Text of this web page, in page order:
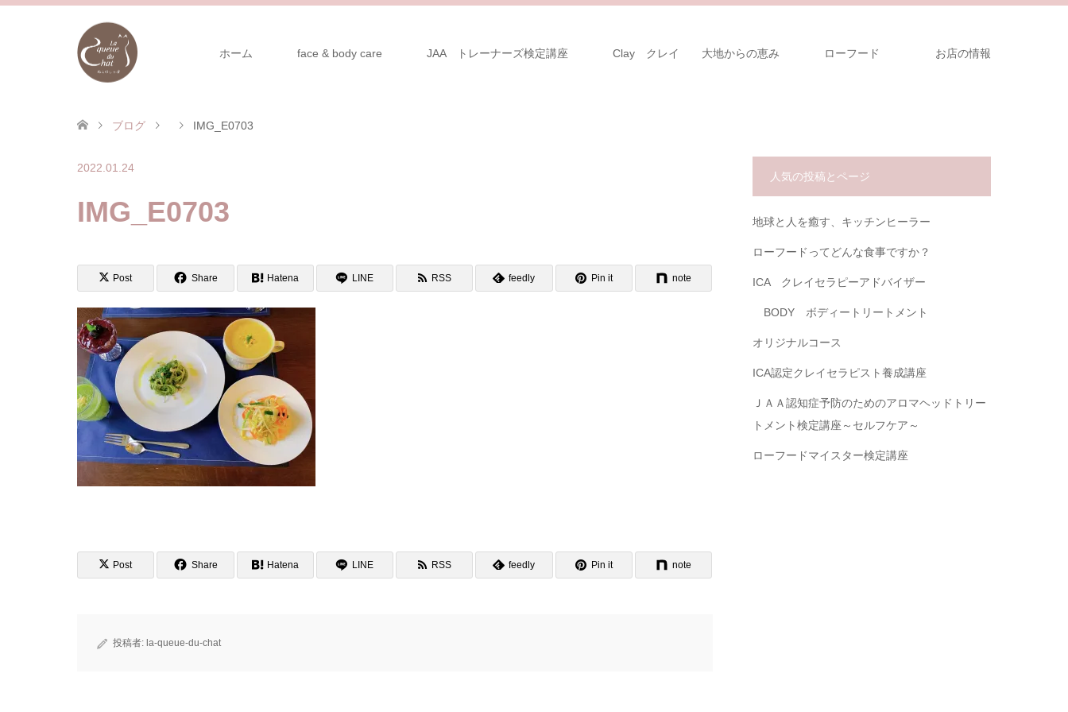
ホーム face & body care JAA トレーナーズ検定講座 Clay クレイ 大地からの恵み ローフード お店の情報
ブログ IMG_E0703
2022.01.24
IMG_E0703
Post Share Hatena LINE RSS feedly Pin it note
Post Share Hatena LINE RSS feedly Pin it note
投稿者: la-queue-du-chat
人気の投稿とページ
地球と人を癒す、キッチンヒーラー
ローフードってどんな食事ですか？
ICA クレイセラピーアドバイザー
BODY ボディートリートメント
オリジナルコース
ICA認定クレイセラピスト養成講座
ＪＡＡ認知症予防のためのアロマヘッドトリー
トメント検定講座～セルフケア～
ローフードマイスター検定講座